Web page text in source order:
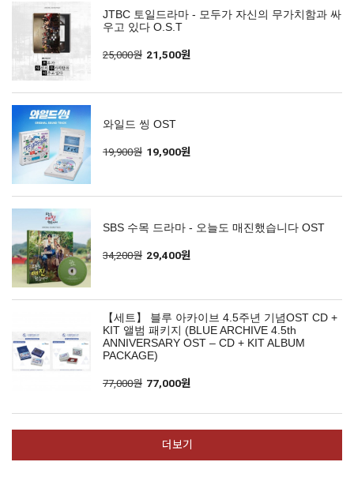
JTBC 토일드라마 - 모두가 자신의 무가치함과 싸
우고 있다 O.S.T
25,000원 21,500원
와일드 씽 OST
19,900원 19,900원
SBS 수목 드라마 - 오늘도 매진했습니다 OST
34,200원 29,400원
【세트】 블루 아카이브 4.5주년 기념OST CD +
KIT 앨범 패키지 (BLUE ARCHIVE 4.5th
ANNIVERSARY OST – CD + KIT ALBUM
PACKAGE)
77,000원 77,000원
더보기